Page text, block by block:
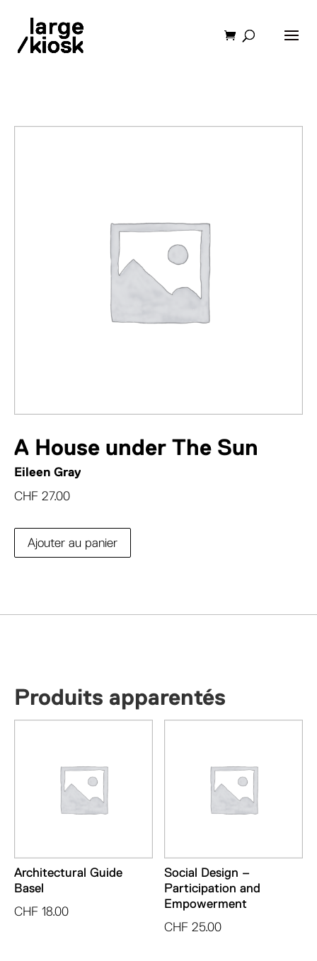
A House under The Sun
Eileen Gray
CHF 27.00
Ajouter au panier
Produits apparentés
Architectural Guide
Basel
CHF 18.00
Social Design –
Participation and
Empowerment
CHF 25.00